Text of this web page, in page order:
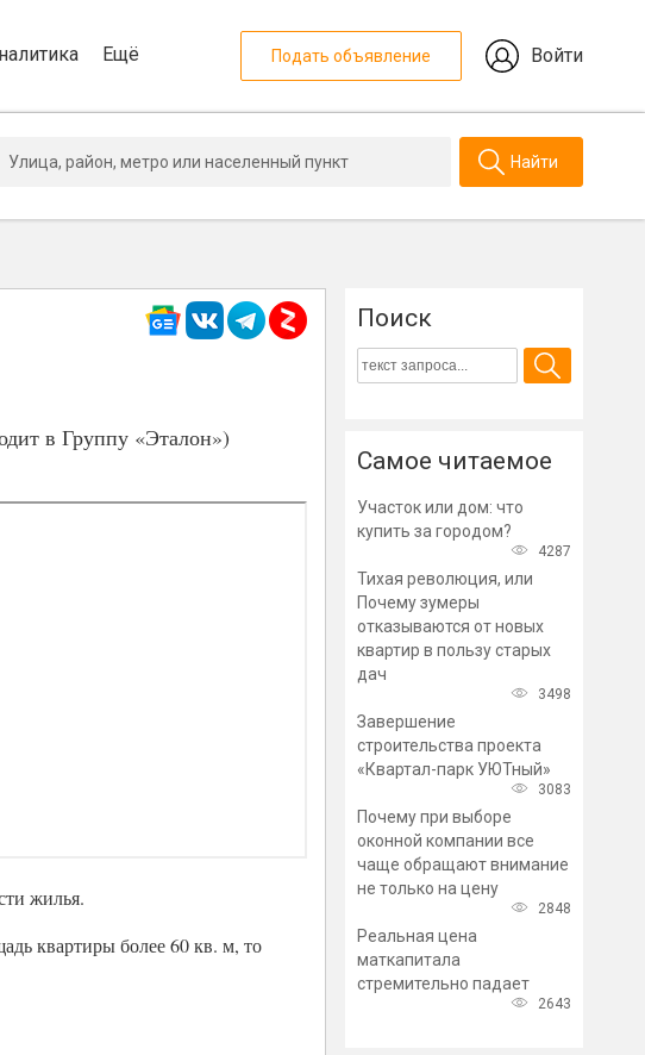
Ещё Подать объявление Войти
Найти
в Группу «Эталон»)
жилья.
квартиры более 60 кв. м, то
Поиск
Самое читаемое
Участок или дом: что
купить за городом?
4287
Тихая революция, или
Почему зумеры
отказываются от новых
квартир в пользу старых
дач
3498
Завершение
строительства проекта
«Квартал-парк УЮТный»
3083
Почему при выборе
оконной компании все
чаще обращают внимание
не только на цену
2848
Реальная цена
маткапитала
стремительно падает
2643